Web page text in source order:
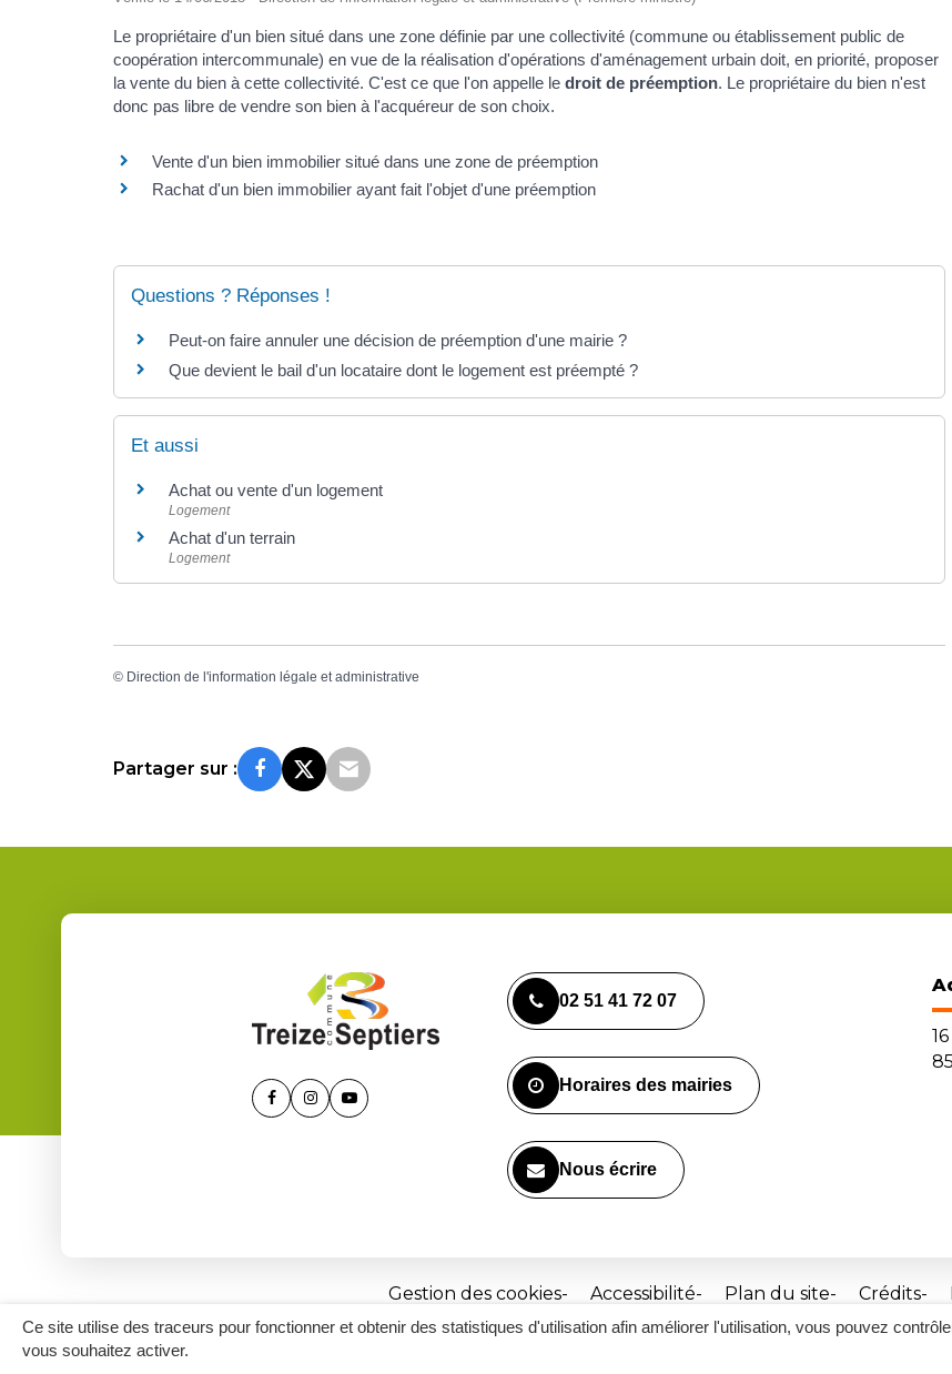
Ce site utilise des traceurs pour fonctionner et obtenir des statistiques d'utilisation afin améliorer l'utilisation, vous pouvez
vous souhaitez activer.
Le propriétaire d'un bien situé dans une zone définie par une collectivité (commune ou établissement public de
coopération intercommunale) en vue de la réalisation d'opérations d'aménagement urbain doit, en priorité, proposer
la vente du bien à cette collectivité. C'est ce que l'on appelle le droit de préemption. Le propriétaire du bien n'est
donc pas libre de vendre son bien à l'acquéreur de son choix.
Vente d'un bien immobilier situé dans une zone de préemption
Rachat d'un bien immobilier ayant fait l'objet d'une préemption
Questions ? Réponses !
Peut-on faire annuler une décision de préemption d'une mairie ?
Que devient le bail d'un locataire dont le logement est préempté ?
Et aussi
Achat ou vente d'un logement
Logement
Achat d'un terrain
Logement
© Direction de l'information légale et administrative
Partager sur :
Lien Lien Lien
02 51 41 72 07
Horaires des mairies
Nous écrire
Gestion des cookies Accessibilité Plan du site Crédits